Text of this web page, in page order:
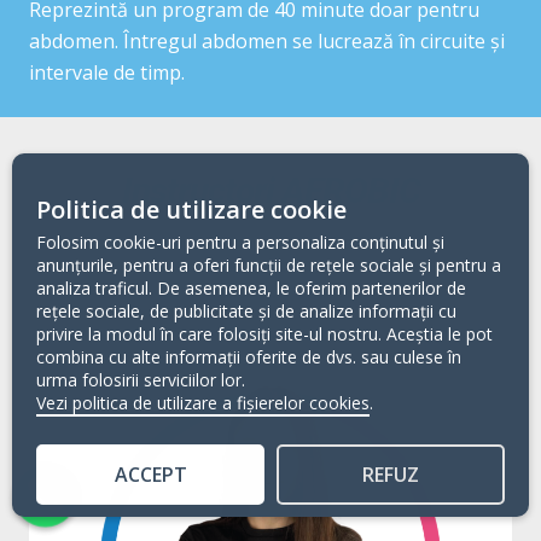
Reprezintă un program de 40 minute doar pentru
abdomen. Întregul abdomen se lucrează în circuite și
intervale de timp.
Instructori AEROBIC
Politica de utilizare cookie
Folosim cookie-uri pentru a personaliza conținutul și
anunțurile, pentru a oferi funcții de rețele sociale și pentru a
analiza traficul. De asemenea, le oferim partenerilor de
rețele sociale, de publicitate și de analize informații cu
privire la modul în care folosiți site-ul nostru. Aceștia le pot
combina cu alte informații oferite de dvs. sau culese în
urma folosirii serviciilor lor.
Vezi politica de utilizare a fișierelor cookies.
ACCEPT REFUZ